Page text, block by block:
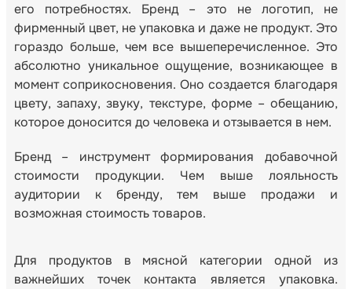
его потребностях. Бренд – это не логотип, не
фирменный цвет, не упаковка и даже не продукт. Это
гораздо больше, чем все вышеперечисленное. Это
абсолютно уникальное ощущение, возникающее в
момент соприкосновения. Оно создается благодаря
цвету, запаху, звуку, текстуре, форме – обещанию,
которое доносится до человека и отзывается в нем.
Бренд – инструмент формирования добавочной
стоимости продукции. Чем выше лояльность
аудитории к бренду, тем выше продажи и
возможная стоимость товаров.
Для продуктов в мясной категории одной из
важнейших точек контакта является упаковка.